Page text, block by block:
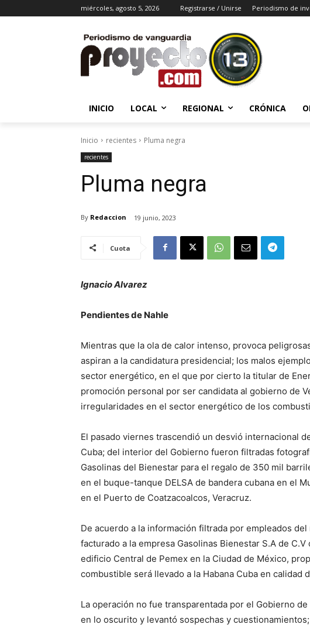
miércoles, agosto 5, 2026 Registrarse / Unirse Periodismo de
INICIO LOCAL REGIONAL CRÓNICA
Inicio recientes Pluma negra
recientes
Pluma negra
By Redaccion 19 junio, 2023
Cuota
Ignacio Alvarez
Pendientes de Nahle
Mientras que la ola de calor intenso, provoca
aspiran a la candidatura presidencial; los malos
sector energético, en el que por cierto la titular de
promoción personal por ser candidata al gobierno de
irregularidades en el sector energético de los
El pasado viernes trascendió un desvió internacional
Cuba; del interior del Gobierno fueron filtradas
Gasolinas del Bienestar para el regalo de 350 mil
en el buque-tanque DELSA de bandera cubana en el
en el Puerto de Coatzacoalcos, Veracruz.
De acuerdo a la información filtrada por empleados
facturado a la empresa Gasolinas Bienestar S.A de
edificio Central de Pemex en la Ciudad de México,
combustible será llevado a la Habana Cuba en calidad
La operación no fue transparentada por el Gobierno
en lo oscurito y levantó sospechas y